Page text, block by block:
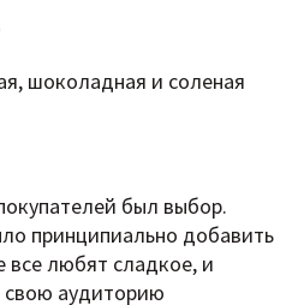
шоколадная и соленая
был выбор.
принципиально добавить
все любят сладкое, и
свою аудиторию